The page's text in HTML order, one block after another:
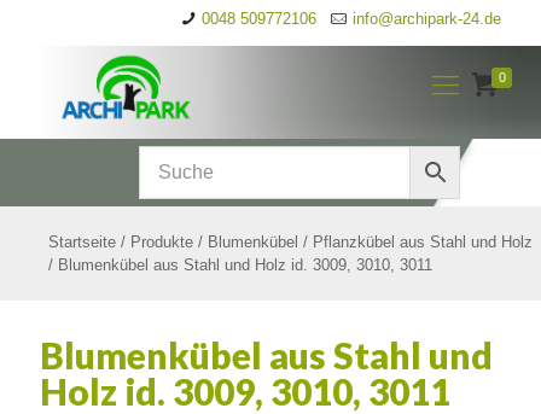
0048 509772106 info@archipark-24.de
0
Startseite / Produkte / Blumenkübel / Pflanzkübel aus Stahl und Holz
/ Blumenkübel aus Stahl und Holz id. 3009, 3010, 3011
Blumenkübel aus Stahl und
Holz id. 3009, 3010, 3011